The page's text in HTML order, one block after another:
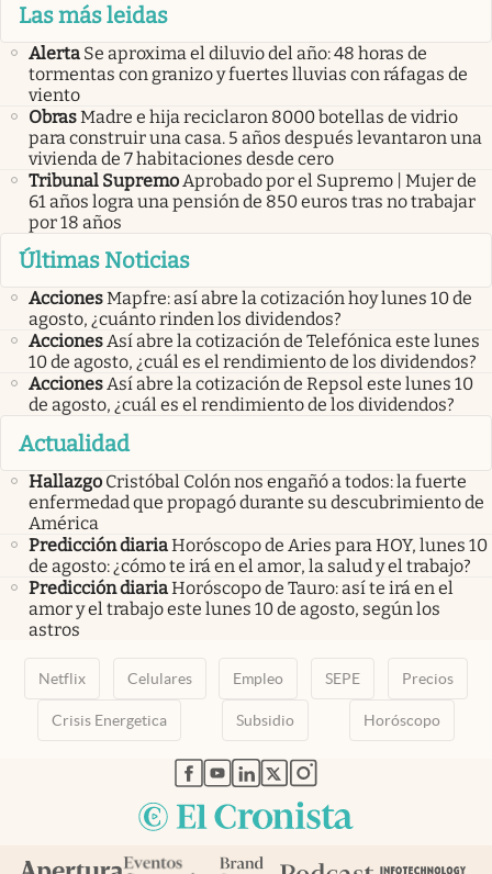
Las más leidas
Alerta Se aproxima el diluvio del año: 48 horas de
tormentas con granizo y fuertes lluvias con ráfagas de
viento
ObrasMadre e hija reciclaron 8000 botellas de vidrio
para construir una casa. 5 años después levantaron una
vivienda de 7 habitaciones desde cero
Tribunal SupremoAprobado por el Supremo | Mujer de
61 años logra una pensión de 850 euros tras no trabajar
por 18 años
Últimas Noticias
AccionesMapfre: así abre la cotización hoy lunes 10 de
agosto, ¿cuánto rinden los dividendos?
AccionesAsí abre la cotización de Telefónica este lunes
10 de agosto, ¿cuál es el rendimiento de los dividendos?
AccionesAsí abre la cotización de Repsol este lunes 10
de agosto, ¿cuál es el rendimiento de los dividendos?
Actualidad
Hallazgo Cristóbal Colón nos engañó a todos: la fuerte
enfermedad que propagó durante su descubrimiento de
América
Predicción diariaHoróscopo de Aries para HOY, lunes 10
de agosto: ¿cómo te irá en el amor, la salud y el trabajo?
Predicción diariaHoróscopo de Tauro: así te irá en el
amor y el trabajo este lunes 10 de agosto, según los
astros
Netflix Celulares Empleo SEPE Precios
Crisis Energetica Subsidio Horóscopo
abre en nueva pestaña
abre en nueva pestaña
abre en nueva pestaña
abre en nueva pestaña
abre en nueva pestaña